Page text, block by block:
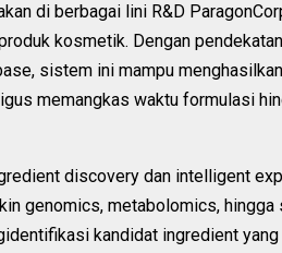
di berbagai lini R&D
kosmetik. Dengan
sistem ini mampu
memangkas waktu formulasi
discovery dan intelligent
genomics, metabolomics, hingga
kandidat ingredient